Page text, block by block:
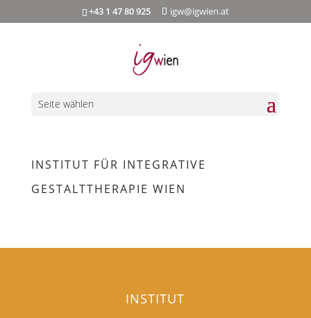
+43 1 47 80 925 igw@igwien.at
Seite wählen
INSTITUT FÜR INTEGRATIVE
GESTALTTHERAPIE WIEN
INSTITUT